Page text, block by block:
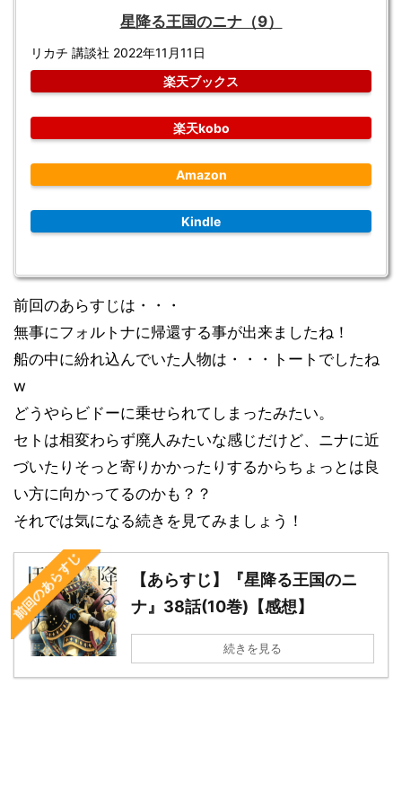
星降る王国のニナ（9）
リカチ 講談社 2022年11月11日
楽天ブックス
楽天kobo
Amazon
Kindle
前回のあらすじは・・・
無事にフォルトナに帰還する事が出来ましたね！
船の中に紛れ込んでいた人物は・・・トートでしたね
w
どうやらビドーに乗せられてしまったみたい。
セトは相変わらず廃人みたいな感じだけど、ニナに近
づいたりそっと寄りかかったりするからちょっとは良
い方に向かってるのかも？？
それでは気になる続きを見てみましょう！
前回のあらすじ
【あらすじ】『星降る王国のニ
ナ』38話(10巻)【感想】
続きを見る